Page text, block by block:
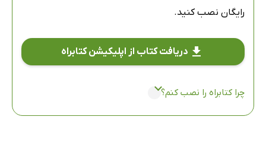
رایگان نصب کنید.
دریافت کتاب از اپلیکیشن کتابراه
چرا کتابراه را نصب کنم؟